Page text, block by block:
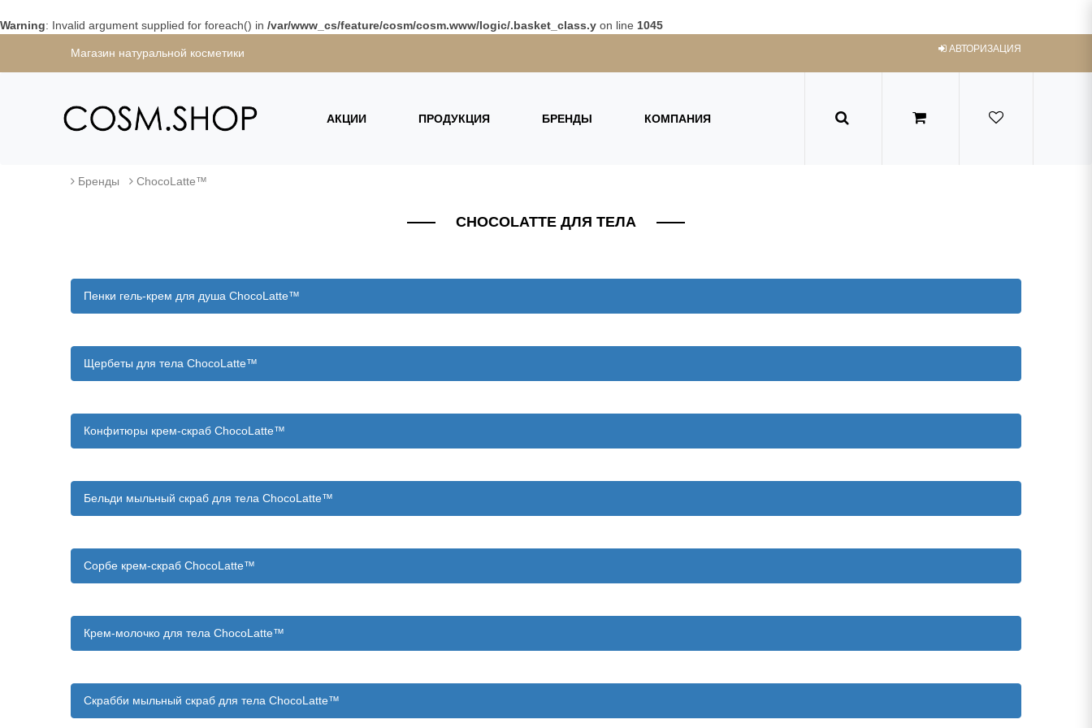
Warning: Invalid argument supplied for foreach() in /var/www_cs/feature/cosm/cosm.www/logic/.basket_class.y on line 1045
Магазин натуральной косметики АВТОРИЗАЦИЯ
АКЦИИ ПРОДУКЦИЯ БРЕНДЫ КОМПАНИЯ
Бренды ChocoLatte™
CHOCOLATTE ДЛЯ ТЕЛА
Пенки гель-крем для душа ChocoLatte™
Щербеты для тела ChocoLatte™
Конфитюры крем-скраб ChocoLatte™
Бельди мыльный скраб для тела ChocoLatte™
Сорбе крем-скраб ChocoLatte™
Крем-молочко для тела ChocoLatte™
Скрабби мыльный скраб для тела ChocoLatte™